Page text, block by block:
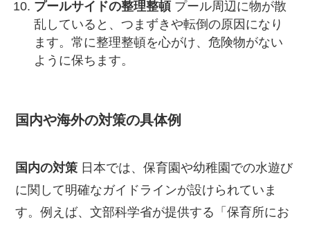
プールサイドの整理整頓 プール周辺に物が散
乱していると、つまずきや転倒の原因になり
ます。常に整理整頓を心がけ、危険物がない
ように保ちます。
国内や海外の対策の具体例
国内の対策 日本では、保育園や幼稚園での水遊び
に関して明確なガイドラインが設けられていま
す。例えば、文部科学省が提供する「保育所にお